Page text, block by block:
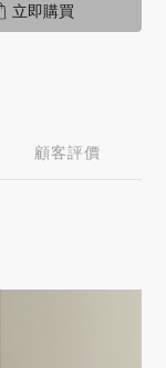
立即購買
顧客評價